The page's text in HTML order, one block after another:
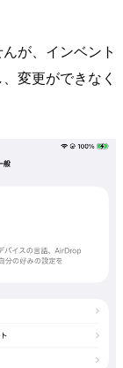
が、インベント
変更ができなく